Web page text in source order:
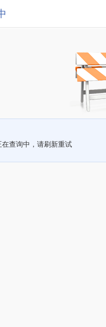
在查询中，请刷新重试